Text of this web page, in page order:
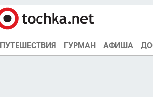
ПУТЕШЕСТВИЯ ГУРМАН АФИША